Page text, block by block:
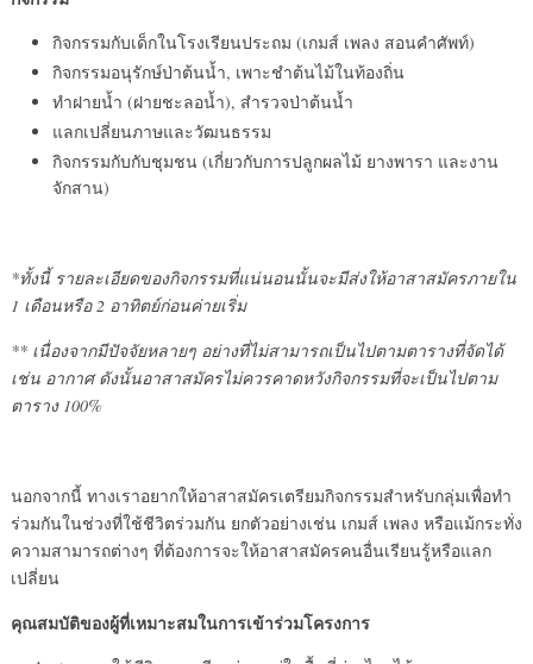
กิจกรรมกับเด็กในโรงเรียนประถม (เกมส์ เพลง สอนคำศัพท์)
กิจกรรมอนุรักษ์ป่าต้นน้ำ, เพาะชำต้นไม้ในท้องถิ่น
ทำฝายน้ำ (ฝายชะลอน้ำ), สำรวจป่าต้นน้ำ
แลกเปลี่ยนภาษและวัฒนธรรม
กิจกรรมกับกับชุมชน (เกี่ยวกับการปลูกผลไม้ ยางพารา และงาน
จักสาน)
*ทั้งนี้ รายละเอียดของกิจกรรมที่แน่นอนนั้นจะมีส่งให้อาสาสมัครภายใน
1 เดือนหรือ 2 อาทิตย์ก่อนค่ายเริ่ม
** เนื่องจากมีปัจจัยหลายๆ อย่างที่ไม่สามารถเป็นไปตามตารางที่จัดได้
เช่น อากาศ ดังนั้นอาสาสมัครไม่ควรคาดหวังกิจกรรมที่จะเป็นไปตาม
ตาราง 100%
นอกจากนี้ ทางเราอยากให้อาสาสมัครเตรียมกิจกรรมสำหรับกลุ่มเพื่อทำ
ร่วมกันในช่วงที่ใช้ชีวิตร่วมกัน ยกตัวอย่างเช่น เกมส์ เพลง หรือแม้กระทั่ง
ความสามารถต่างๆ ที่ต้องการจะให้อาสาสมัครคนอื่นเรียนรู้หรือแลก
เปลี่ยน
คุณสมบัติของผู้ที่เหมาะสมในการเข้าร่วมโครงการ